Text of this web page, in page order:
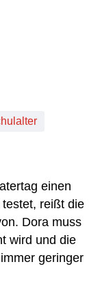
einen
reißt die
Dora muss
wird und die
geringer